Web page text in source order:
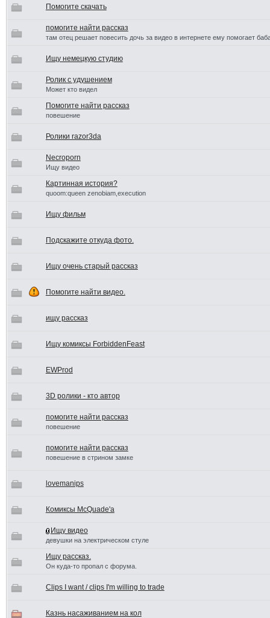
Помогите скачать
помогите найти рассказ
там отец решает повесить дочь за видео в интернете ему помогает
Ищу немецкую студию
Ролик с удушением
Может кто видел
Помогите найти рассказ
повешение
Ролики razor3da
Necroporn
Ищу видео
Картинная история?
quoom:queen zenobiam,execution
Ищу фильм
Подскажите откуда фото.
Ищу очень старый рассказ
Помогите найти видео.
ищу рассказ
Ищу комиксы ForbiddenFeast
EWProd
3D ролики - кто автор
помогите найти рассказ
повешение
помогите найти рассказ
повешение в стрином замке
lovemanips
Комиксы McQuade'а
Ищу видео
девушки на электрическом стуле
Ищу рассказ.
Он куда-то пропал с форума.
Clips I want / clips I'm willing to trade
Казнь насаживанием на кол